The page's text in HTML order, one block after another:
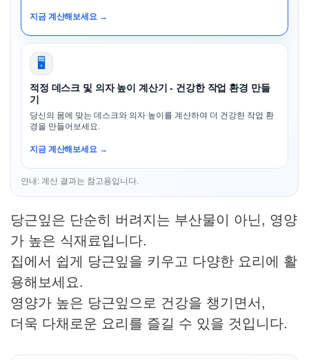
지금 계산해보세요 →
🖥️
적정 데스크 및 의자 높이 계산기 - 건강한 작업 환경 만들
기
당신의 몸에 맞는 데스크와 의자 높이를 계산하여 더 건강한 작업 환
경을 만들어보세요.
지금 계산해보세요 →
안내: 계산 결과는 참고용입니다.
당근잎은 단순히 버려지는 부산물이 아닌, 영양
가 높은 식재료입니다.
집에서 쉽게 당근잎을 키우고 다양한 요리에 활
용해보세요.
영양가 높은 당근잎으로 건강을 챙기면서,
더욱 다채로운 요리를 즐길 수 있을 것입니다.